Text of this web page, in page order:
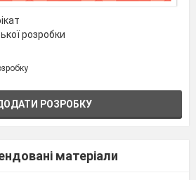
розробки
РОЗРОБКУ
матеріали